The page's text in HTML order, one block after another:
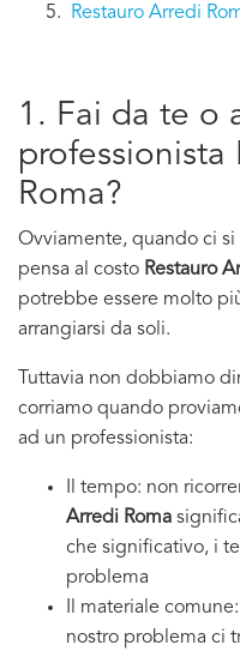
Restauro Arredi
1. Fai da te o
professionista
Roma?
Ovviamente, quando ci
pensa al costo Restauro
potrebbe essere molto
arrangiarsi da soli.
Tuttavia non dobbiamo
corriamo quando
ad un professionista:
Il tempo: non
Arredi Roma
che significativo, i
problema
Il materiale
nostro problema ci